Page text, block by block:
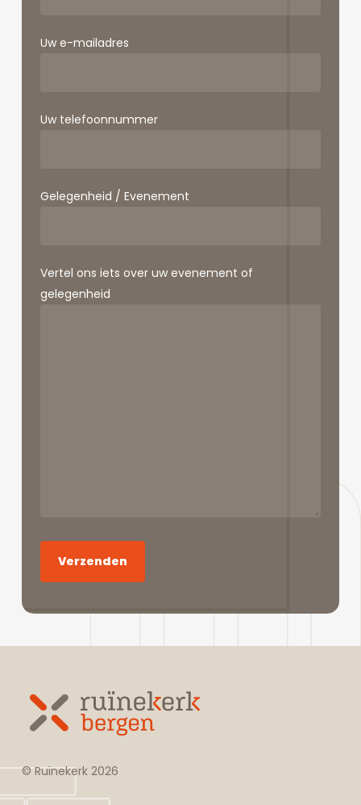
Uw e-mailadres
Uw telefoonnummer
Gelegenheid / Evenement
Vertel ons iets over uw evenement of
gelegenheid
© Ruïnekerk 2026